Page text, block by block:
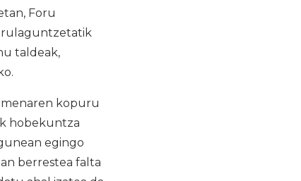
Foru
taldeak,
kopuru
hobekuntza
egingo
berrestea falta